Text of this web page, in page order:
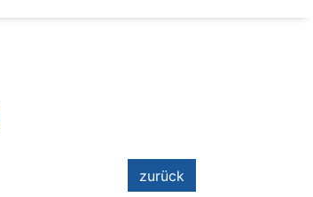
zurück